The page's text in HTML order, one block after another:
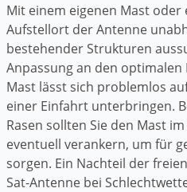
Mit einem eigenen Mast oder
Aufstellort der Antenne
bestehender Strukturen
Anpassung an den
Mast lässt sich problemlos
einer Einfahrt unterbringen.
Rasen sollten Sie den Mast
eventuell verankern, um für
sorgen. Ein Nachteil der
Sat-Antenne bei